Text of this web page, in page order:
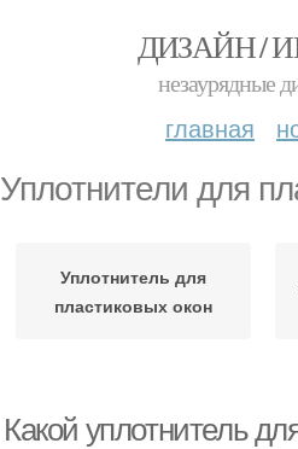
ДИЗАЙН /
незаурядные
главная
Уплотнители для
Уплотнитель для
пластиковых окон
Какой уплотнитель